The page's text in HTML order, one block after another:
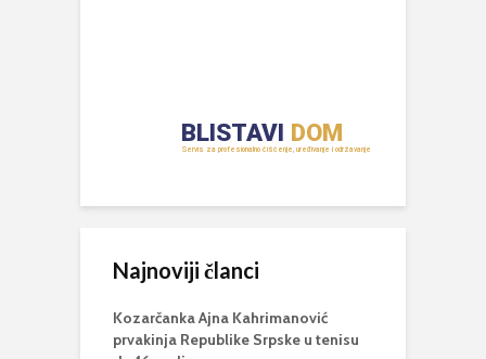
Najnoviji članci
Kozarčanka Ajna Kahrimanović
prvakinja Republike Srpske u tenisu